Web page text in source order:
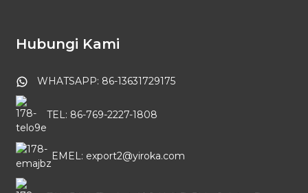
Hubungi Kami
WHATSAPP: 86-13631729175
TEL: 86-769-2227-1808
EMEL: export2@yiroka.com